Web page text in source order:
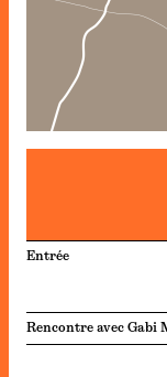
Entrée
Rencontre avec Gabi